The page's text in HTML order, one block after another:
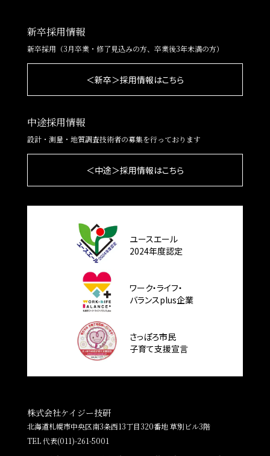
新卒採用情報
新卒採用（3月卒業・修了見込みの方、卒業後3年未満の方）
＜新卒＞採用情報はこちら
中途採用情報
設計・測量・地質調査技術者の募集を行っております
＜中途＞採用情報はこちら
ユースエール
2024年度認定
ワーク・ライフ・
バランスplus企業
さっぽろ市民
子育て支援宣言
株式会社ケイジー技研
北海道札幌市中央区南3条西13丁目320番地 草別ビル3階
TEL 代表(011)-261-5001